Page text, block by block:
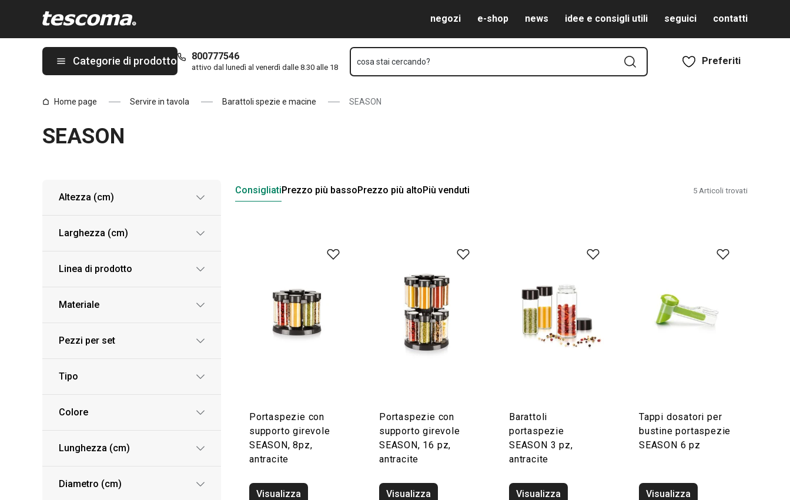
negozi e-shop news idee e consigli utili seguici contatti
Categorie di prodotto 800777546
attivo dal lunedì al venerdì dalle 8.30 alle 18
cosa stai cercando? Preferiti
Home page Servire in tavola Barattoli spezie e macine SEASON
SEASON
Altezza (cm)
Larghezza (cm)
Linea di prodotto
Materiale
Pezzi per set
Tipo
Colore
Lunghezza (cm)
Diametro (cm)
ConsigliatiPrezzo più bassoPrezzo più altoPiù venduti 5 Articoli trovati
Portaspezie con
supporto girevole
SEASON, 8pz,
antracite
Visualizza
Portaspezie con
supporto girevole
SEASON, 16 pz,
antracite
Visualizza
Barattoli
portaspezie
SEASON 3 pz,
antracite
Visualizza
Tappi dosatori per
bustine portaspezie
SEASON 6 pz
Visualizza